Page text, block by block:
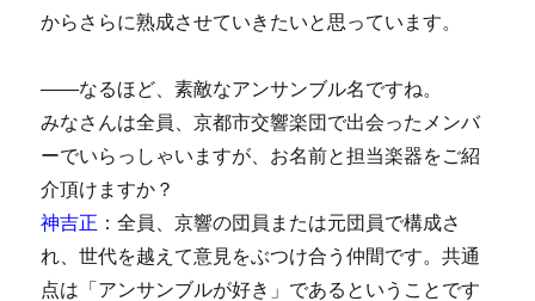
からさらに熟成させていきたいと思っています。
――なるほど、素敵なアンサンブル名ですね。
みなさんは全員、京都市交響楽団で出会ったメンバ
ーでいらっしゃいますが、お名前と担当楽器をご紹
介頂けますか？
神吉正 ：全員、京響の団員または元団員で構成さ
れ、世代を越えて意見をぶつけ合う仲間です。共通
点は「アンサンブルが好き」であるということです